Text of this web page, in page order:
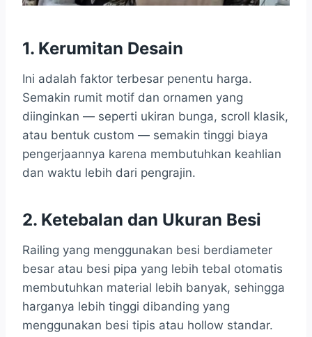
1. Kerumitan Desain
Ini adalah faktor terbesar penentu harga.
Semakin rumit motif dan ornamen yang
diinginkan — seperti ukiran bunga, scroll klasik,
atau bentuk custom — semakin tinggi biaya
pengerjaannya karena membutuhkan keahlian
dan waktu lebih dari pengrajin.
2. Ketebalan dan Ukuran Besi
Railing yang menggunakan besi berdiameter
besar atau besi pipa yang lebih tebal otomatis
membutuhkan material lebih banyak, sehingga
harganya lebih tinggi dibanding yang
menggunakan besi tipis atau hollow standar.